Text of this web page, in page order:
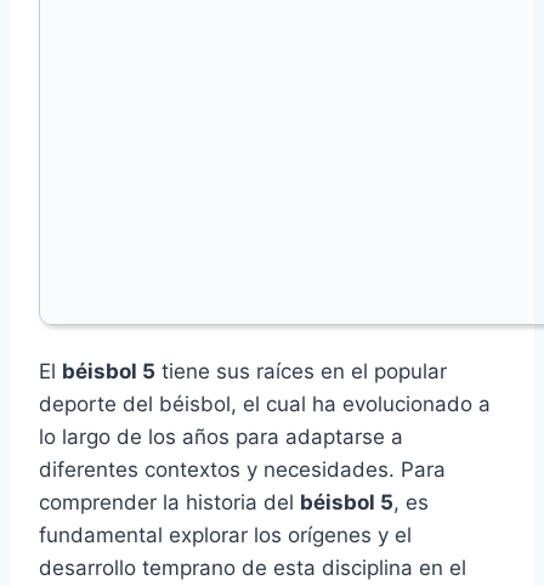
El béisbol 5 tiene sus raíces en el popular
deporte del béisbol, el cual ha evolucionado a
lo largo de los años para adaptarse a
diferentes contextos y necesidades. Para
comprender la historia del béisbol 5, es
fundamental explorar los orígenes y el
desarrollo temprano de esta disciplina en el